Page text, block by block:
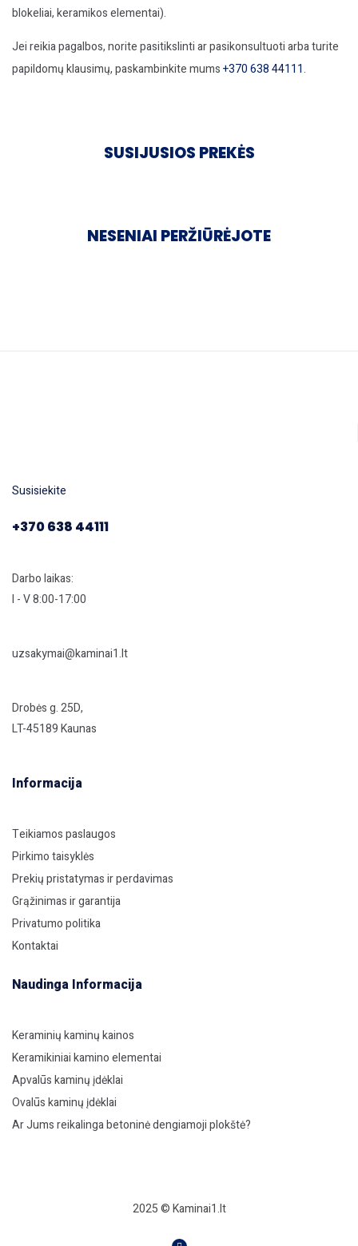
blokeliai, keramikos elementai).
Jei reikia pagalbos, norite pasitikslinti ar pasikonsultuoti arba turite
papildomų klausimų, paskambinkite mums+370 638 44111.
SUSIJUSIOS PREKĖS
NESENIAI PERŽIŪRĖJOTE
Susisiekite
+370 638 44111
Darbo laikas:
I - V 8:00-17:00
uzsakymai@kaminai1.lt
Drobės g. 25D,
LT-45189 Kaunas
Informacija
Teikiamos paslaugos
Pirkimo taisyklės
Prekių pristatymas ir perdavimas
Grąžinimas ir garantija
Privatumo politika
Kontaktai
Naudinga Informacija
Keraminių kaminų kainos
Keramikiniai kamino elementai
Apvalūs kaminų įdėklai
Ovalūs kaminų įdėklai
Ar Jums reikalinga betoninė dengiamoji plokštė?
2025 © Kaminai1.lt